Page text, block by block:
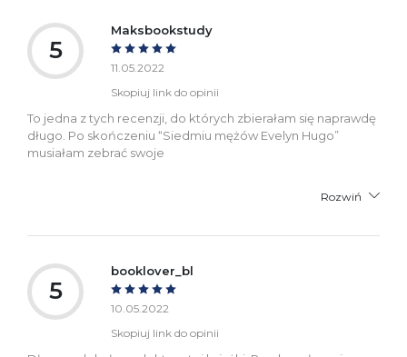
5
Maksbookstudy
11.05.2022
Skopiuj link do opinii
To jedna z tych recenzji, do których zbierałam się naprawdę
długo. Po skończeniu “Siedmiu mężów Evelyn Hugo”
musiałam zebrać swoje
Rozwiń
5
booklover_bl
10.05.2022
Skopiuj link do opinii